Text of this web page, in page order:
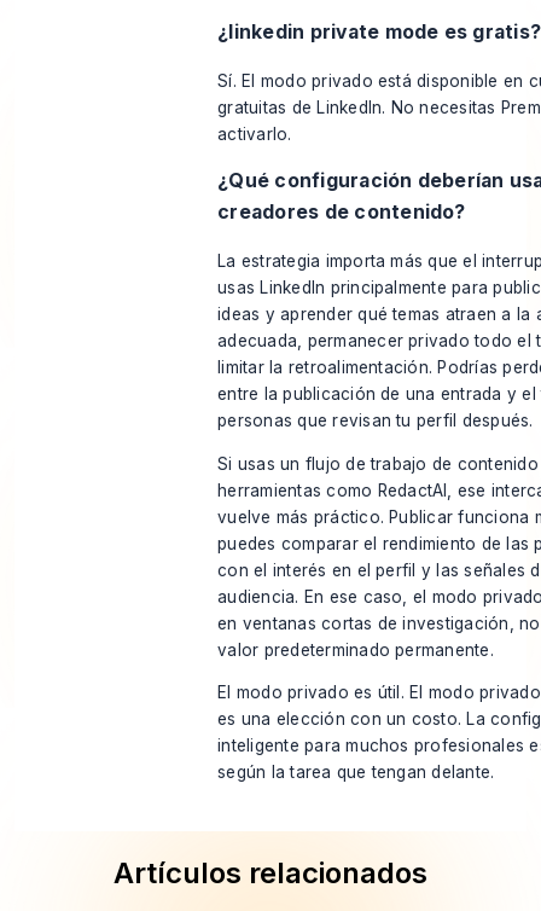
¿linkedin private mode es gratis?
Sí. El modo privado está disponible en
gratuitas de LinkedIn. No necesitas
activarlo.
¿Qué configuración deberían
creadores de contenido?
La estrategia importa más que el
usas LinkedIn principalmente para
ideas y aprender qué temas atraen a la
adecuada, permanecer privado todo el
limitar la retroalimentación. Podrías
entre la publicación de una entrada y el
personas que revisan tu perfil después.
Si usas un flujo de trabajo de
herramientas como RedactAI
, ese
vuelve más práctico. Publicar funciona
puedes comparar el rendimiento de las
con el interés en el perfil y las señales
audiencia. En ese caso, el modo
en ventanas cortas de investigación,
valor predeterminado permanente.
El modo privado es útil. El modo
es una elección con un costo. La
inteligente para muchos profesionales
según la tarea que tengan delante.
Artículos relacionados